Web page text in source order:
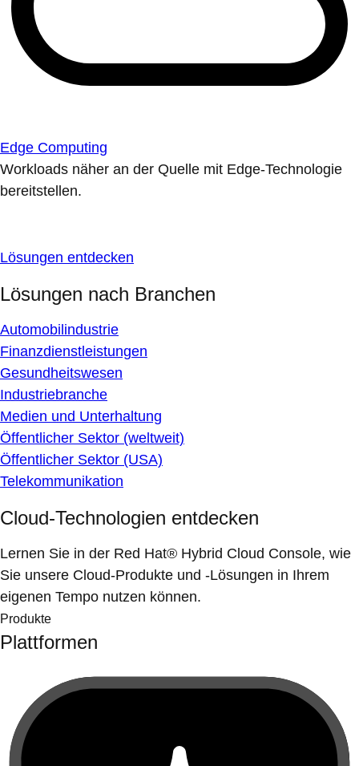
Edge Computing
Workloads näher an der Quelle mit Edge-Technologie
bereitstellen.
Lösungen entdecken
Lösungen nach Branchen
Automobilindustrie
Finanzdienstleistungen
Gesundheitswesen
Industriebranche
Medien und Unterhaltung
Öffentlicher Sektor (weltweit)
Öffentlicher Sektor (USA)
Telekommunikation
Cloud-Technologien entdecken
Lernen Sie in der Red Hat® Hybrid Cloud Console, wie
Sie unsere Cloud-Produkte und -Lösungen in Ihrem
eigenen Tempo nutzen können.
Produkte
Plattformen